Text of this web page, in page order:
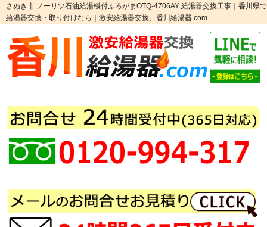
さぬき市 ノーリツ石油給湯機付ふろがまOTQ-4706AY 給湯器交換工事｜香川県で
給湯器交換・取り付けなら｜激安給湯器交換、香川給湯器.com